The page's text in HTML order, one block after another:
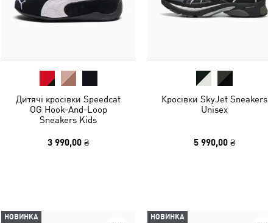
Дитячі кросівки Speedcat
OG Hook-And-Loop
Sneakers Kids
3 990,00 ₴
Кросівки SkyJet Sneakers
Unisex
5 990,00 ₴
НОВИНКА НОВИНКА